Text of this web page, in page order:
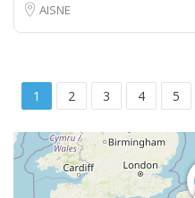
AISNE
1 2 3 4 5